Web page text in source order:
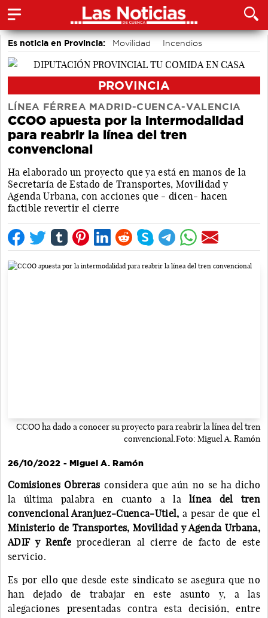
Es noticia en Provincia: Movilidad Incendios
PROVINCIA
LÍNEA FÉRREA MADRID-CUENCA-VALENCIA
CCOO apuesta por la intermodalidad
para reabrir la línea del tren
convencional
Ha elaborado un proyecto que ya está en manos de la
Secretaría de Estado de Transportes, Movilidad y
Agenda Urbana, con acciones que - dicen- hacen
factible revertir el cierre
CCOO ha dado a conocer su proyecto para reabrir la línea del tren
convencional.Foto: Miguel A. Ramón
26/10/2022 - Miguel A. Ramón
Comisiones Obreras considera que aún no se ha dicho
la última palabra en cuanto a la línea del tren
convencional Aranjuez-Cuenca-Utiel, a pesar de que el
Ministerio de Transportes, Movilidad y Agenda Urbana,
ADIF y Renfeprocedieran al cierre de facto de este
servicio.
Es por ello que desde este sindicato se asegura que no
han dejado de trabajar en este asunto y, a las
alegaciones presentadas contra esta decisión, entre